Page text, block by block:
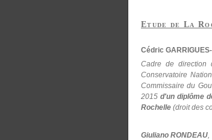
Etude de La
Cédric
Cadre de direction
Conservatoire
Commissaire du
2015 d'un diplôme
Rochelle (droit des
Giuliano RONDEAU,